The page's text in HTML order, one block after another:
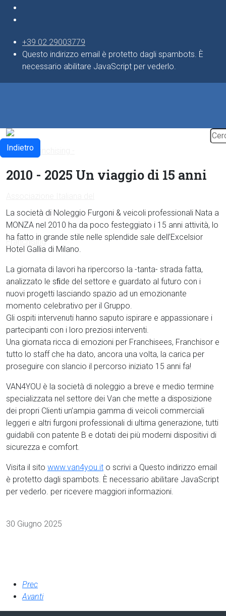
+39 02 29003779
Questo indirizzo email è protetto dagli spambots. È
necessario abilitare JavaScript per vederlo.
Indietro
2010 - 2025 Un viaggio di 15 anni
La società di Noleggio Furgoni & veicoli professionali Nata a
MONZA nel 2010 ha da poco festeggiato i 15 anni attività, lo
ha fatto in grande stile nelle splendide sale dell’Excelsior
Hotel Gallia di Milano.
La giornata di lavori ha ripercorso la -tanta- strada fatta,
analizzato le sﬁde del settore e guardato al futuro con i
nuovi progetti lasciando spazio ad un emozionante
momento celebrativo per il Gruppo.
Gli ospiti intervenuti hanno saputo ispirare e appassionare i
partecipanti con i loro preziosi interventi.
Una giornata ricca di emozioni per Franchisees, Franchisor e
tutto lo staff che ha dato, ancora una volta, la carica per
proseguire con slancio il percorso iniziato 15 anni fa!
VAN4YOU è la società di noleggio a breve e medio termine
specializzata nel settore dei Van che mette a disposizione
dei propri Clienti un’ampia gamma di veicoli commerciali
leggeri e altri furgoni professionali di ultima generazione, tutti
guidabili con patente B e dotati dei più moderni dispositivi di
sicurezza e comfort.
Visita il sito www.van4you.it o scrivi a Questo indirizzo email
è protetto dagli spambots. È necessario abilitare JavaScript
per vederlo. per ricevere maggiori informazioni.
Dettagli
30 Giugno 2025
Prec
Avanti